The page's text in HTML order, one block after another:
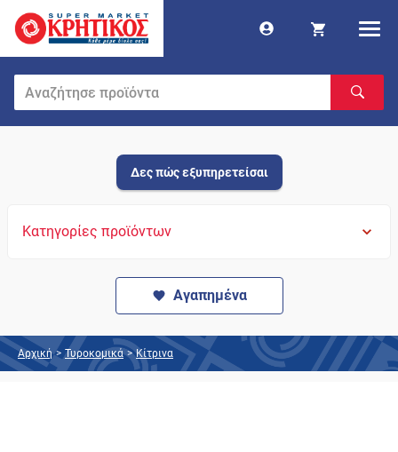
Δες πώς εξυπηρετείσαι
Κατηγορίες προϊόντων
Αγαπημένα
Αρχική > Τυροκομικά > Κίτρινα